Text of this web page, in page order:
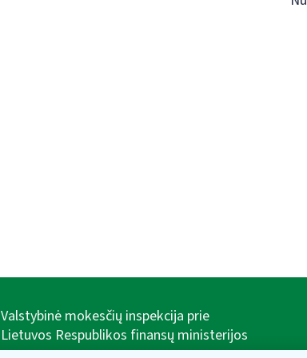
Valstybinė mokesčių inspekcija prie
Lietuvos Respublikos finansų ministerijos